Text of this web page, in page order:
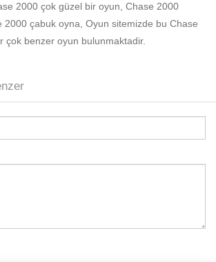
2000 çok güzel bir oyun, Chase 2000
2000 çabuk oyna, Oyun sitemizde bu Chase
çok benzer oyun bulunmaktadir.